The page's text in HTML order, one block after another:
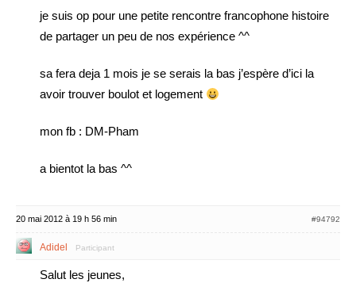
je suis op pour une petite rencontre francophone histoire
de partager un peu de nos expérience ^^
sa fera deja 1 mois je se serais la bas j’espère d’ici la
avoir trouver boulot et logement
mon fb : DM-Pham
a bientot la bas ^^
20 mai 2012 à 19 h 56 min #94792
Adidel Participant
Salut les jeunes,